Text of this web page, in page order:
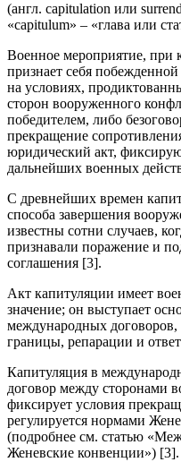
(англ. capitulation или
«capitulum» – «глава или
Военное мероприятие, при
признает себя
на условиях,
сторон вооруженного
победителем, либо
прекращение
юридический акт,
дальнейших военных
С древнейших времен
способа завершения
известны сотни случаев,
признавали поражение и
соглашения [3].
Акт капитуляции имеет
значение; он выступает
международных договоров,
границы, репарации и
Капитуляция в
договор между сторонами
фиксирует условия
регулируется нормами
(подробнее см. статью
Женевские конвенции») [3].